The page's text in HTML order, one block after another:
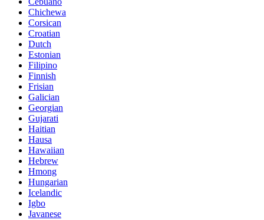
Chichewa
Corsican
Croatian
Dutch
Estonian
Filipino
Finnish
Frisian
Galician
Georgian
Gujarati
Haitian
Hausa
Hawaiian
Hebrew
Hmong
Hungarian
Icelandic
Igbo
Javanese